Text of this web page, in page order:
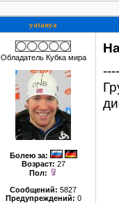
yatanya
Обладатель Кубка мира
Болею за:
Возраст: 27
Пол:
Сообщений: 5827
Предупреждений: 0